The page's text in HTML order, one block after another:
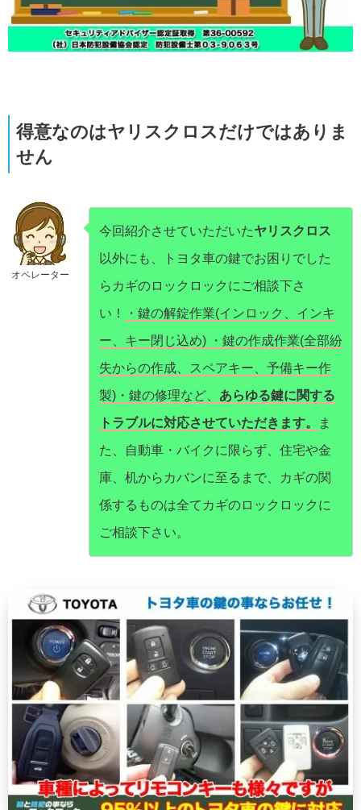
得意なのはヤリスクロスだけではありま
せん
オペレーター
今回紹介させていただいたヤリスクロス
以外にも、トヨタ車の鍵でお困りでした
らカギのロックロックにご相談下さ
い！
・鍵の解錠作業(インロック、インキ
ー、キー閉じ込め) ・鍵の作成作業(全部紛
失からの作成、スペアキー、予備キー作
製)・鍵の修理など、 あらゆる鍵に関する
トラブルに対応させていただきます。
ま
た、自動車・バイクに限らず、住宅や金
庫、机からカバンに至るまで、カギの関
係するものは全てカギのロックロックに
ご相談下さい。